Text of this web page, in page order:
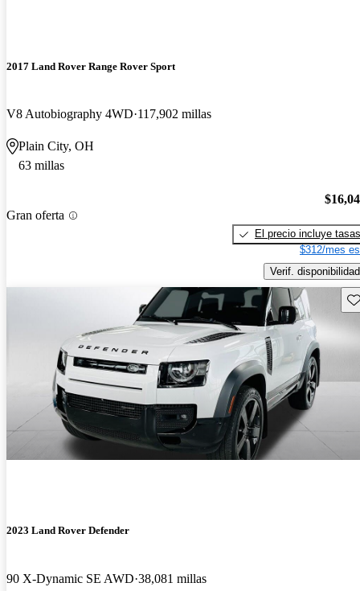
2017 Land Rover Range Rover Sport
V8 Autobiography 4WD 117,902 millas
Plain City, OH
63 millas
Gran oferta
El precio incluye tasas
$312/mes
Verif. disponibilidad
2023 Land Rover Defender
90 X-Dynamic SE AWD 38,081 millas